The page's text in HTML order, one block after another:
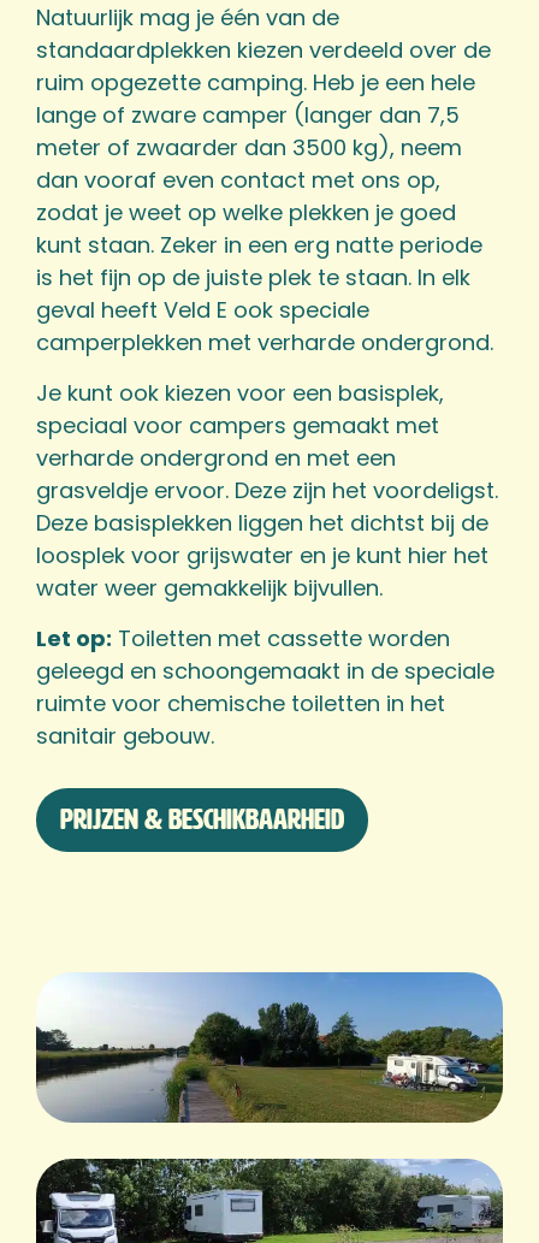
Natuurlijk mag je één van de
standaardplekken kiezen verdeeld over de
ruim opgezette camping. Heb je een hele
lange of zware camper (langer dan 7,5
meter of zwaarder dan 3500 kg), neem
dan vooraf even contact met ons op,
zodat je weet op welke plekken je goed
kunt staan. Zeker in een erg natte periode
is het fijn op de juiste plek te staan. In elk
geval heeft Veld E ook speciale
camperplekken met verharde ondergrond.
Je kunt ook kiezen voor een basisplek,
speciaal voor campers gemaakt met
verharde ondergrond en met een
grasveldje ervoor. Deze zijn het voordeligst.
Deze basisplekken liggen het dichtst bij de
loosplek voor grijswater en je kunt hier het
water weer gemakkelijk bijvullen.
Let op: Toiletten met cassette worden
geleegd en schoongemaakt in de speciale
ruimte voor chemische toiletten in het
sanitair gebouw.
Prijzen & beschikbaarheid